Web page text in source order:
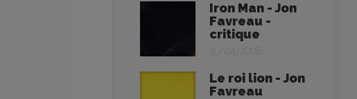
Iron Man - Jon
Favreau -
critique
30/04/2008
Le roi lion - Jon
Favreau